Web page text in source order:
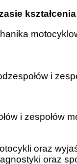
i
i zespołów
oraz
oraz